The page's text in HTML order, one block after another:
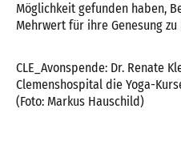
Möglichkeit gefunden haben,
Mehrwert für ihre Genesung zu
CLE_Avonspende: Dr. Renate
Clemenshospital die Yoga-
(Foto: Markus Hauschild)